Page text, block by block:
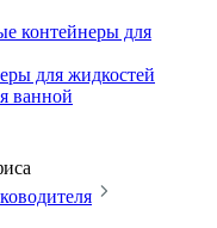
контейнеры для
для жидкостей
ванной